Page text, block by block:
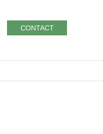
CONTACT